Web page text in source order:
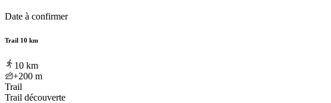
Date à confirmer
Trail 10 km
10 km
+200 m
Trail
Trail découverte